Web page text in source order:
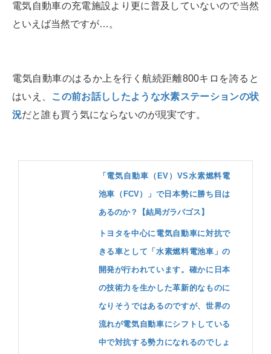
電気自動車の充電施設より更に普及していないので当然
といえば当然ですが…。
電気自動車のはるか上を行く航続距離800キロを誇ると
はいえ、 この前お話ししたような水素ステーションの状
況だと誰も買う気にならないのが現実です。
「電気自動車（EV）VS水素燃料電
池車（FCV）」で日本勢に勝ち目は
あるのか？【結局ガラパゴス】
トヨタを中心に電気自動車に対抗で
きる車として「水素燃料電池車」の
開発が行われています。確かに日本
の技術力を生かした革新的なものに
なりそうではあるのですが、世界の
流れが電気自動車にシフトしている
中で対抗する勢力になれるのでしょ